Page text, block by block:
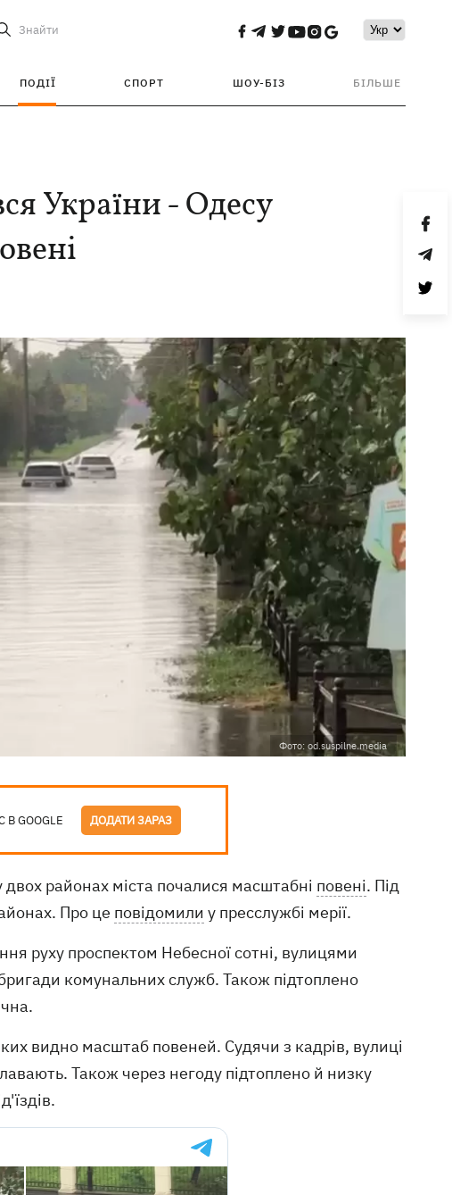
Знайти
ПОДІЇ СПОРТ ШОУ-БІЗ БІЛЬШЕ
України - Одесу
Фото: od.suspilne.media
GOOGLE ДОДАТИ ЗАРАЗ
районах міста почалися масштабні повені. Під
Про це повідомили у пресслужбі мерії.
руху проспектом Небесної сотні, вулицями
комунальних служб. Також підтоплено
видно масштаб повеней. Судячи з кадрів, вулиці
Також через негоду підтоплено й низку